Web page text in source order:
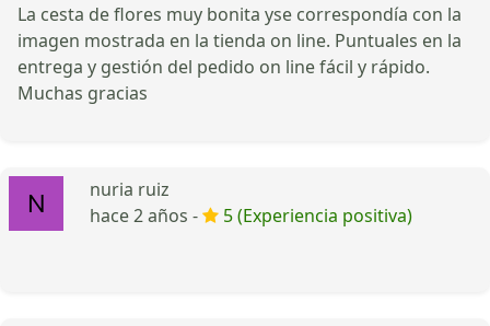
La cesta de flores muy bonita yse correspondía con la
imagen mostrada en la tienda on line. Puntuales en la
entrega y gestión del pedido on line fácil y rápido.
Muchas gracias
nuria ruiz
hace 2 años -
5 (Experiencia positiva)